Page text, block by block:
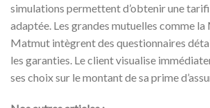
simulations permettent d’obtenir une
adaptée. Les grandes mutuelles comme la
Matmut intègrent des questionnaires
les garanties. Le client visualise
ses choix sur le montant de sa prime